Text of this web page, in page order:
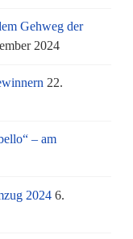
Gehweg der
2024
22.
– am
2024 6.